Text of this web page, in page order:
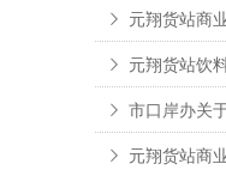
元翔货站商
元翔货站饮
市口岸办关
元翔货站商